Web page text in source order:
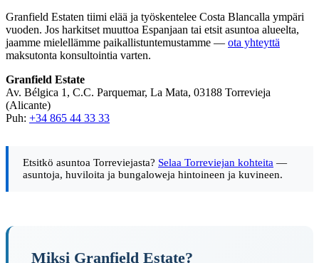
Granfield Estaten tiimi elää ja työskentelee Costa Blancalla ympäri
vuoden. Jos harkitset muuttoa Espanjaan tai etsit asuntoa alueelta,
jaamme mielellämme paikallistuntemustamme — ota yhteyttä
maksutonta konsultointia varten.
Granfield Estate
Av. Bélgica 1, C.C. Parquemar, La Mata, 03188 Torrevieja
(Alicante)
Puh: +34 865 44 33 33
Etsitkö asuntoa Torreviejasta? Selaa Torreviejan kohteita —
asuntoja, huviloita ja bungaloweja hintoineen ja kuvineen.
Miksi Granfield Estate?